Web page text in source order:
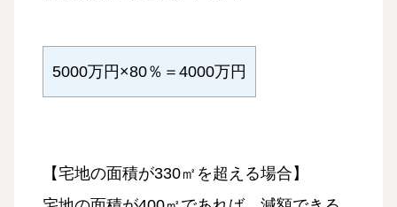
5000万円×80％＝4000万円
【宅地の面積が330㎡を超える場合】